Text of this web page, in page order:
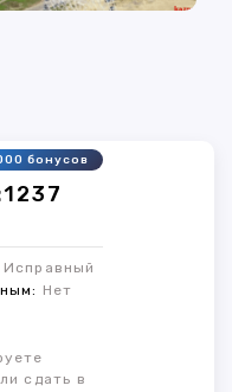
бонусов
Исправный
Нет
сдать в